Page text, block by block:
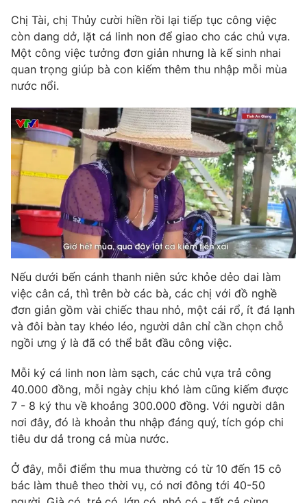
Phim VTV
Hậu trường
Nhân vật
Giải sao mai
Giải trí
Điện ảnh
Âm nhạc
Sao
Đời sống
Du lịch
Làm đẹp
Chất lượng cuộc sống
Giáo dục
Tuyển sinh
Học trực tuyến
Công nghệ
Hitech Công nghệ tương lai
Sản phẩm
Thị trường
Tư vấn
Giao lưu trực tuyến
Lịch phát sóng
Chuyên mục khác
Emagazine Podcast
Photo Infographic
Video Shorts video
VTV Money VTV Thể thao
VTV Sức khoẻ
Thị trường 24h Tấm lòng Việt
Chị Tài, chị Thủy cười hiền rồi lại tiếp tục công việc
còn dang dở, lặt cá linh non để giao cho các chủ vựa.
Một công việc tưởng đơn giản nhưng là kế sinh nhai
quan trọng giúp bà con kiếm thêm thu nhập mỗi mùa
nước nổi.
Nếu dưới bến cánh thanh niên sức khỏe dẻo dai làm
việc cân cá, thì trên bờ các bà, các chị với đồ nghề
đơn giản gồm vài chiếc thau nhỏ, một cái rổ, ít đá lạnh
và đôi bàn tay khéo léo, người dân chỉ cần chọn chỗ
ngồi ưng ý là đã có thể bắt đầu công việc.
Mỗi ký cá linh non làm sạch, các chủ vựa trả công
40.000 đồng, mỗi ngày chịu khó làm cũng kiếm được
7 - 8 ký thu về khoảng 300.000 đồng. Với người dân
nơi đây, đó là khoản thu nhập đáng quý, tích góp chi
tiêu dư dả trong cả mùa nước.
Ở đây, mỗi điểm thu mua thường có từ 10 đến 15 cô
bác làm thuê theo thời vụ, có nơi đông tới 40-50